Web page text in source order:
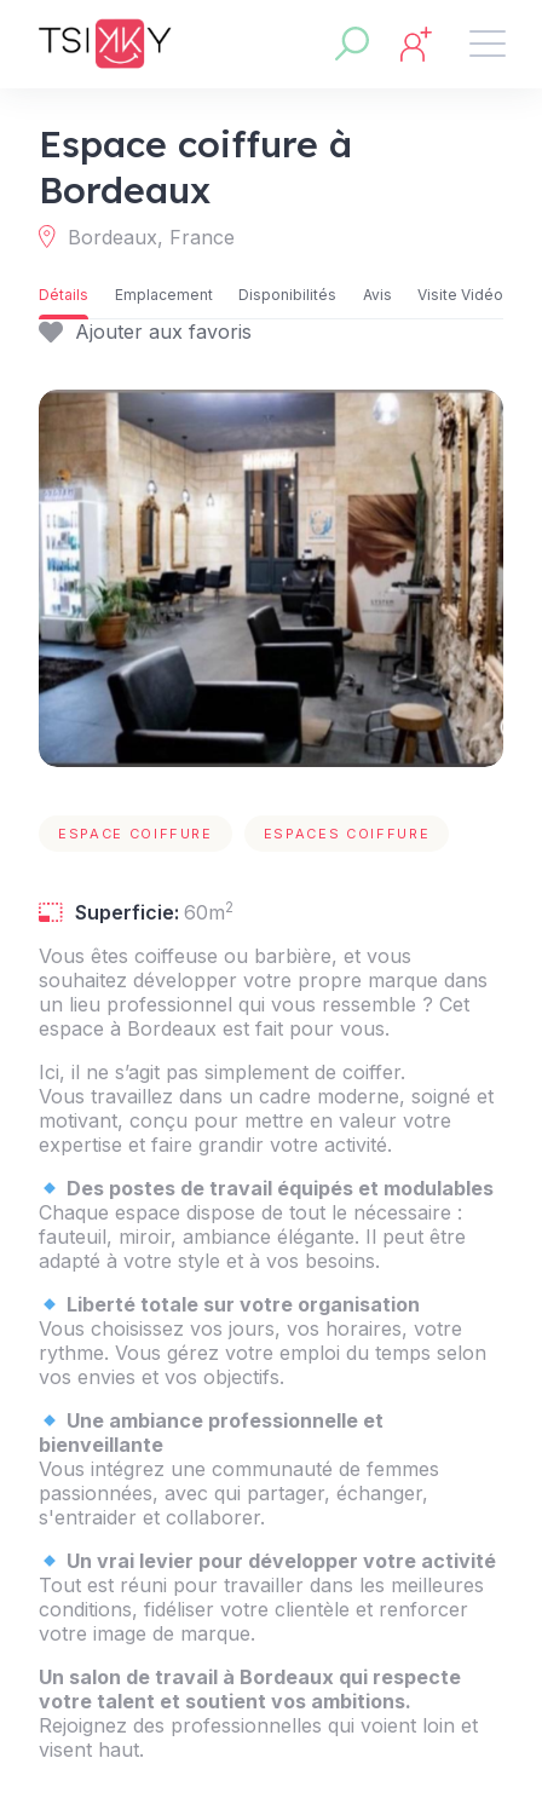
Espace coiffure à
Bordeaux
Bordeaux, France
Ajouter aux favoris
Détails Emplacement Disponibilités Avis Visite Vidéo
ESPACE COIFFURE ESPACES COIFFURE
Superficie: 60m2
Vous êtes coiffeuse ou barbière, et vous
souhaitez développer votre propre marque dans
un lieu professionnel qui vous ressemble ? Cet
espace à Bordeaux est fait pour vous.
Ici, il ne s’agit pas simplement de coiffer.
Vous travaillez dans un cadre moderne, soigné et
motivant, conçu pour mettre en valeur votre
expertise et faire grandir votre activité.
Des postes de travail équipés et modulables
Chaque espace dispose de tout le nécessaire :
fauteuil, miroir, ambiance élégante. Il peut être
adapté à votre style et à vos besoins.
Liberté totale sur votre organisation
Vous choisissez vos jours, vos horaires, votre
rythme. Vous gérez votre emploi du temps selon
vos envies et vos objectifs.
Une ambiance professionnelle et
bienveillante
Vous intégrez une communauté de femmes
passionnées, avec qui partager, échanger,
s'entraider et collaborer.
Un vrai levier pour développer votre activité
Tout est réuni pour travailler dans les meilleures
conditions, fidéliser votre clientèle et renforcer
votre image de marque.
Un salon de travail à Bordeaux qui respecte
votre talent et soutient vos ambitions.
Rejoignez des professionnelles qui voient loin et
visent haut.